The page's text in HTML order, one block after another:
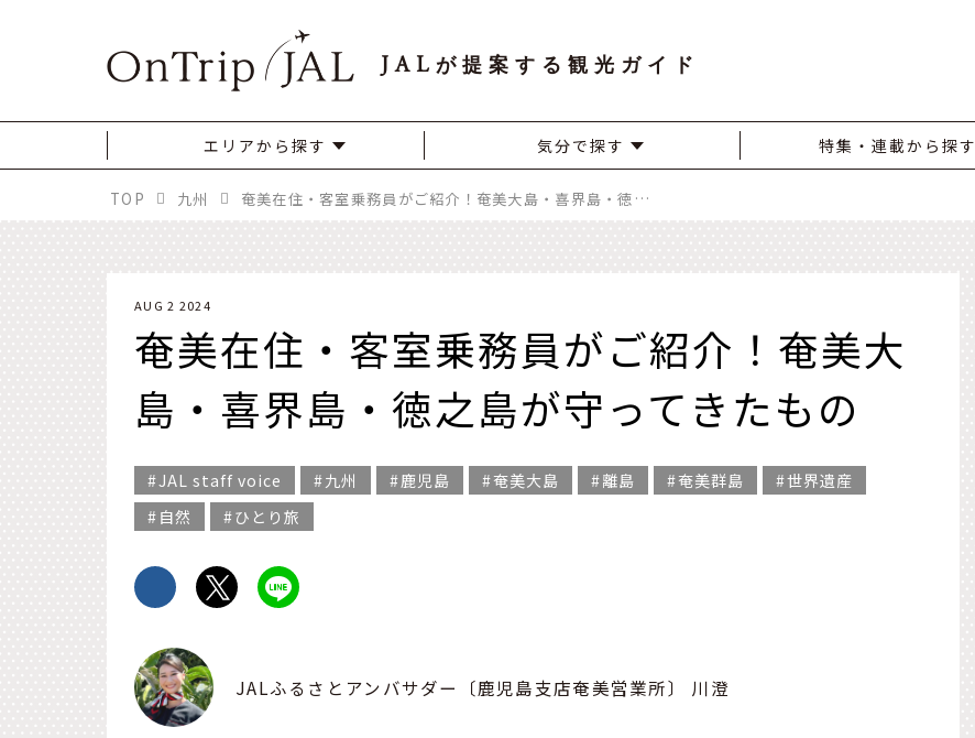
JAL が提案する観光ガイド
エリアから探す 気分で探す 特集・連載から探す
TOP 九州 奄美在住・客室乗務員がご紹介！奄美大島・喜界島・徳之島が守ってきたもの
AUG 2 2024
奄美在住・客室乗務員がご紹介！奄美大
島・喜界島・徳之島が守ってきたもの
JAL staff voice 九州 鹿児島 奄美大島 離島 奄美群島
世界遺産
自然
ひとり旅
JALふるさとアンバサダー〔鹿児島支店奄美営業所〕 川澄